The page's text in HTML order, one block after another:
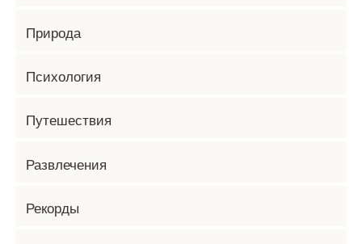
Природа
Психология
Путешествия
Развлечения
Рекорды